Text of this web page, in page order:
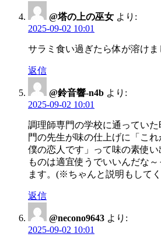
@塔の上の巫女 より:
2025-09-02 10:01
サラミ食い過ぎたら体が溶けま
返信
@鈴音響-n4b より:
2025-09-02 10:01
調理師専門の学校に通ってい
門の先生が味の仕上げに「これ
僕の恋人です」って味の素使
ものは適宜使うでいいんだな
ます。(※ちゃんと説明もして
返信
@necono9643 より:
2025-09-02 10:01